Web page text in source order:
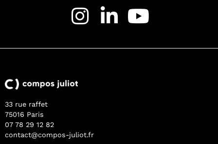
33 rue raffet
75016 Paris
07 78 29 12 82
contact@compos-juliot.fr